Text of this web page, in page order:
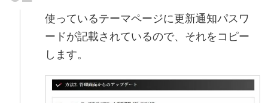
使っているテーマページに更新通知パスワ
ードが記載されているので、それをコピー
します。